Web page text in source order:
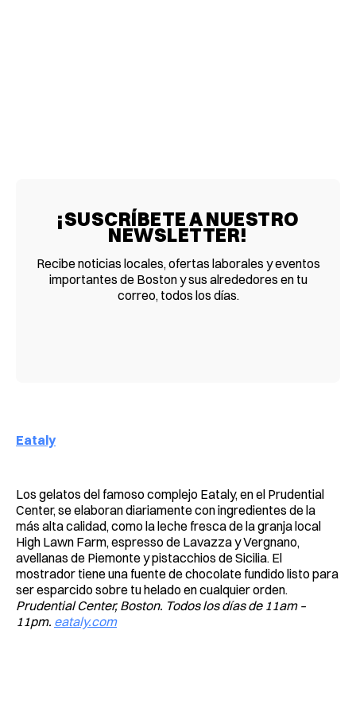
¡SUSCRÍBETE A NUESTRO
NEWSLETTER!
Recibe noticias locales, ofertas laborales y eventos
importantes de Boston y sus alrededores en tu
correo, todos los días.
Eataly
Los gelatos del famoso complejo Eataly, en el Prudential
Center, se elaboran diariamente con ingredientes de la
más alta calidad, como la leche fresca de la granja local
High Lawn Farm, espresso de Lavazza y Vergnano,
avellanas de Piemonte y pistacchios de Sicilia. El
mostrador tiene una fuente de chocolate fundido listo para
ser esparcido sobre tu helado en cualquier orden.
Prudential Center, Boston. Todos los días de 11am –
11pm. eataly.com